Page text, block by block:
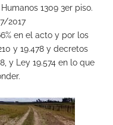
1309 3er piso.
2017
en el acto y por los
y 19.478 y decretos
y Ley 19.574 en lo que